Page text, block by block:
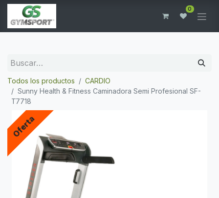
0
Todos los productos
CARDIO
Sunny Health & Fitness Caminadora Semi Profesional SF-
T7718
Oferta